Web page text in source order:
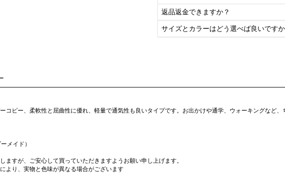
返品返金できますか？
サイズとカラーはどう選べば良いですか
コピー、柔軟性と屈曲性に優れ、軽量で通気性も良いタイプです。お出かけや通学、ウォーキングなど、
メイド）
ますが、ご安心して買っていただきますようお願い申し上げます。
より、実物と色味が異なる場合がございます